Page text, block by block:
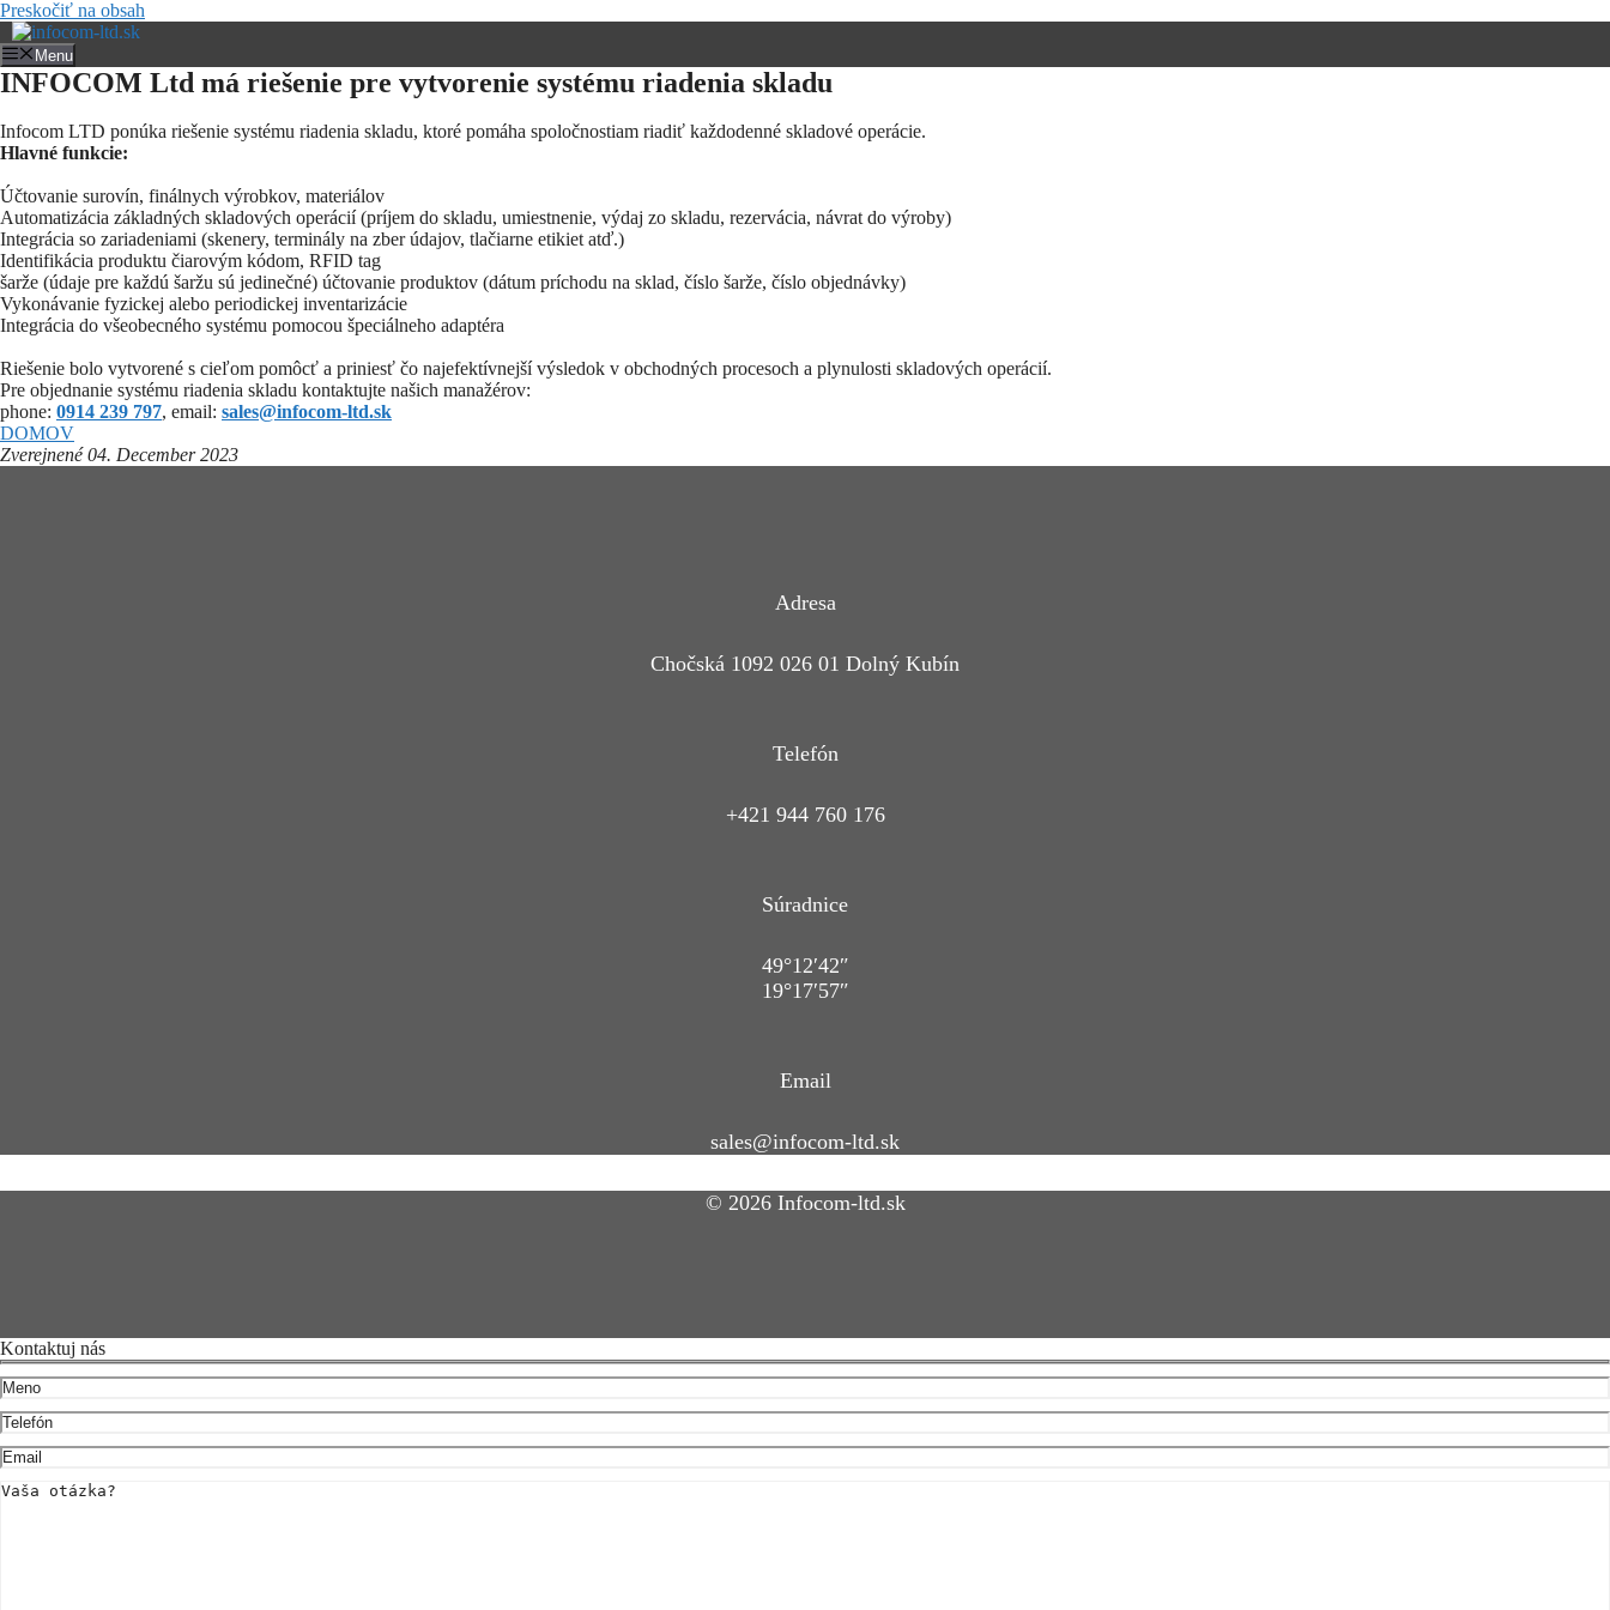
Preskočiť na obsah
Menu
INFOCOM Ltd má riešenie pre vytvorenie systému riadenia skladu
Infocom LTD ponúka riešenie systému riadenia skladu, ktoré pomáha spoločnostiam riadiť každodenné skladové operácie.
Hlavné funkcie:
Účtovanie surovín, finálnych výrobkov, materiálov
Automatizácia základných skladových operácií (príjem do skladu, umiestnenie, výdaj zo skladu, rezervácia, návrat do výroby)
Integrácia so zariadeniami (skenery, terminály na zber údajov, tlačiarne etikiet atď.)
Identifikácia produktu čiarovým kódom, RFID tag
šarže (údaje pre každú šaržu sú jedinečné) účtovanie produktov (dátum príchodu na sklad, číslo šarže, číslo objednávky)
Vykonávanie fyzickej alebo periodickej inventarizácie
Integrácia do všeobecného systému pomocou špeciálneho adaptéra
Riešenie bolo vytvorené s cieľom pomôcť a priniesť čo najefektívnejší výsledok v obchodných procesoch a plynulosti skladových operácií.
Pre objednanie systému riadenia skladu kontaktujte našich manažérov:
phone: 0914 239 797, email: sales@infocom-ltd.sk
DOMOV
Zverejnené 04. December 2023
Adresa
Chočská 1092 026 01 Dolný Kubín
Telefón
+421 944 760 176
Súradnice
49°12′42″
19°17′57″
Email
sales@infocom-ltd.sk
© 2026 Infocom-ltd.sk
Kontaktuj nás